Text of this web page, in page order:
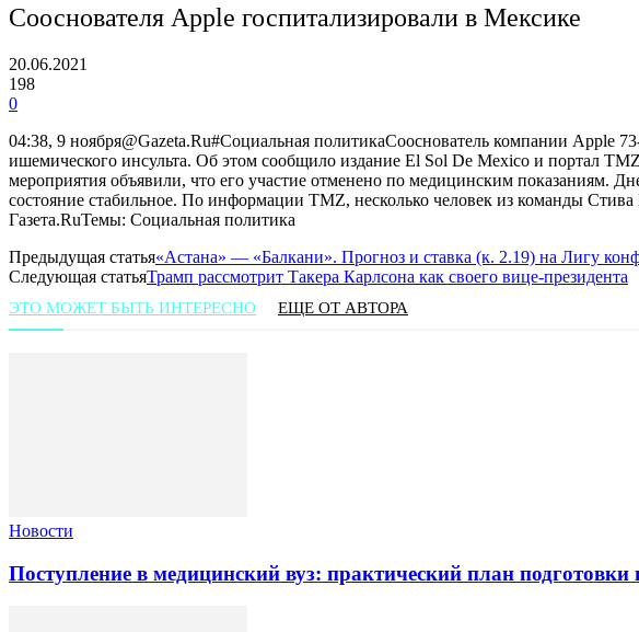
Сооснователя Apple госпитализировали в Мексике
20.06.2021
198
0
04:38, 9 ноября@Gazeta.Ru#Социальная политикаСооснователь компании Apple
ишемического инсульта. Об этом сообщило издание El Sol De Mexico и портал
мероприятия объявили, что его участие отменено по медицинским показаниям.
состояние стабильное. По информации TMZ, несколько человек из команды
Газета.RuТемы: Социальная политика
Предыдущая статья«Астана» — «Балкани». Прогноз и ставка (к. 2.19) на Лигу
Следующая статьяТрамп рассмотрит Такера Карлсона как своего вице-президента
ЭТО МОЖЕТ БЫТЬ ИНТЕРЕСНО ЕЩЕ ОТ АВТОРА
Новости
Поступление в медицинский вуз: практический план подготовки